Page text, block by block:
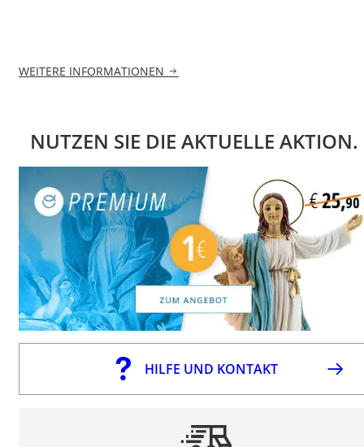
WEITERE INFORMATIONEN
NUTZEN SIE DIE AKTUELLE AKTION.
HILFE UND KONTAKT